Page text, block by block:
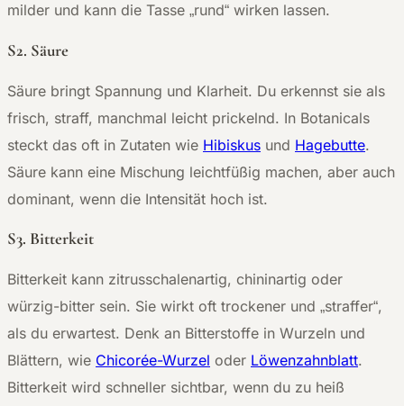
milder und kann die Tasse „rund“ wirken lassen.
S2. Säure
Säure bringt Spannung und Klarheit. Du erkennst sie als
frisch, straff, manchmal leicht prickelnd. In Botanicals
steckt das oft in Zutaten wie Hibiskus und Hagebutte.
Säure kann eine Mischung leichtfüßig machen, aber auch
dominant, wenn die Intensität hoch ist.
S3. Bitterkeit
Bitterkeit kann zitrusschalenartig, chininartig oder
würzig-bitter sein. Sie wirkt oft trockener und „straffer“,
als du erwartest. Denk an Bitterstoffe in Wurzeln und
Blättern, wie Chicorée-Wurzel oder Löwenzahnblatt.
Bitterkeit wird schneller sichtbar, wenn du zu heiß